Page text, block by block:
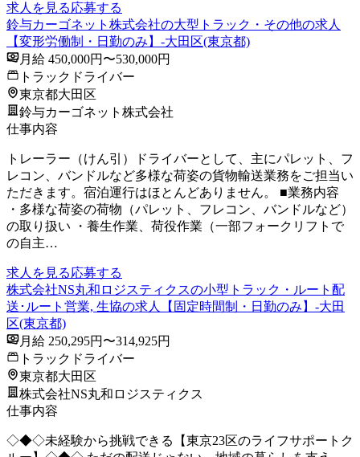
求人を見る応募する
鈴与カーゴネット株式会社の大型トラック・その他の求人
【変形労働制・日勤のみ】-大田区(東京都)
月給 450,000円〜530,000円
トラックドライバー
東京都大田区
鈴与カーゴネット株式会社
仕事内容
トレーラー（けん引）ドライバーとして、主にパレット、フ
レコン、バンドルなど多様な荷姿の貨物輸送業務をご担当い
ただきます。宿泊運行はほとんどありません。 ■業務内容
・多様な荷姿の荷物（パレット、フレコン、バンドルなど）
の取り扱い ・養生作業、荷役作業（一部フォークリフトで
の自主…
求人を見る応募する
株式会社NS丸和ロジスティクスの小型トラック・ルート配
送･ルート営業, 生協の求人【固定時間制・日勤のみ】-大田
区(東京都)
月給 250,295円〜314,925円
トラックドライバー
東京都大田区
株式会社NS丸和ロジスティクス
仕事内容
◇◆◇未経験から挑戦できる【東京23区のライフサポートク